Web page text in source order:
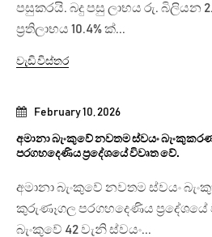
February 10, 2026
අමානා බැංකුවේ නවතම ස්වයං
පරගහදෙණිය ප්‍රදේශයේ විවෘත වේ.
අමානා බැංකුවේ නවතම ස්වයං
කුරුණෑගල පරගහදෙණිය ප්‍රදේශයේ
බැංකුවේ 42 වැනි ස්වයං...
පසුකරයි. බදු පසු ලාභය රු. බිලියන
ප්‍රතිලාභය 10.4% ක්...
වැඩි විස්තර